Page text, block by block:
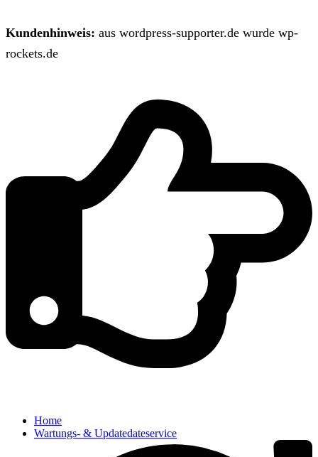
Kundenhinweis: aus wordpress-supporter.de wurde wp-
rockets.de
Home
Wartungs- & Updatedateservice